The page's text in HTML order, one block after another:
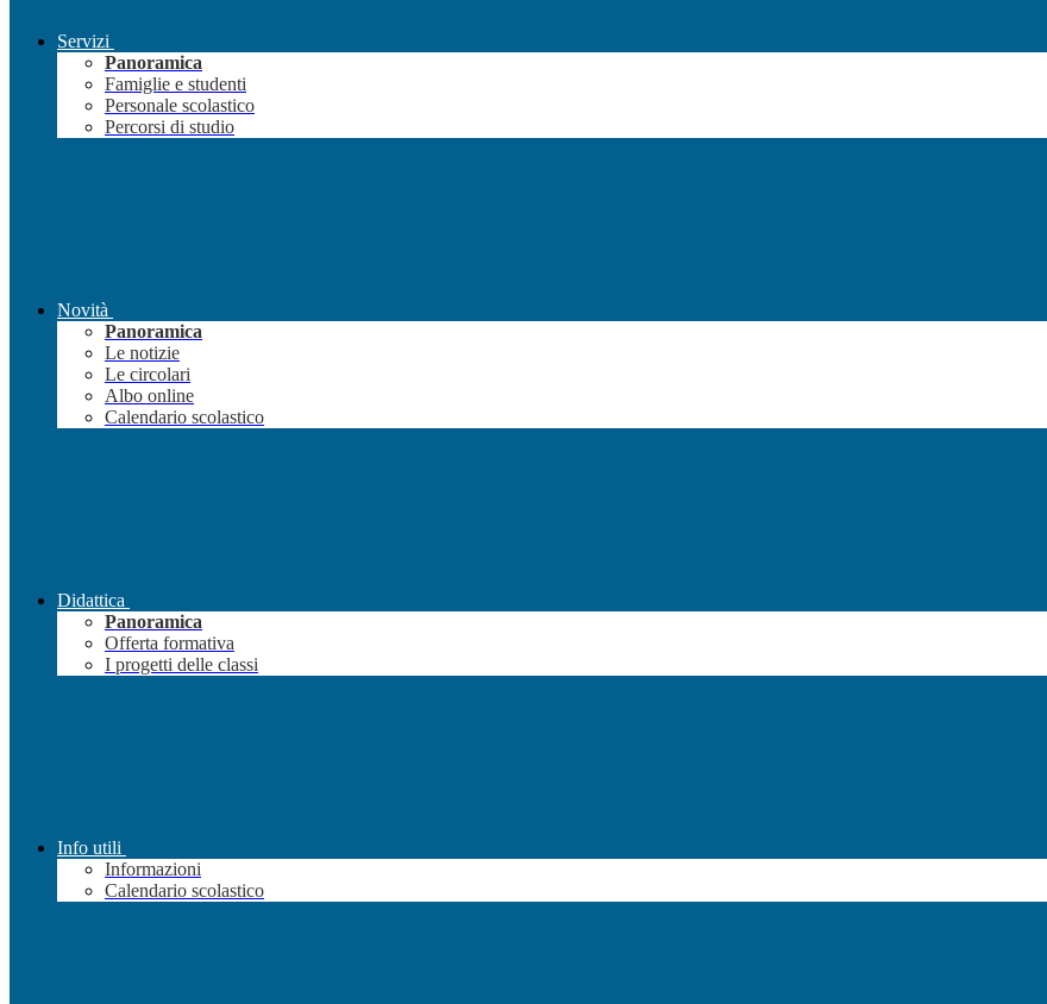
Servizi
Panoramica
Famiglie e studenti
Personale scolastico
Percorsi di studio
Novità
Panoramica
Le notizie
Le circolari
Albo online
Calendario scolastico
Didattica
Panoramica
Offerta formativa
I progetti delle classi
Info utili
Informazioni
Calendario scolastico